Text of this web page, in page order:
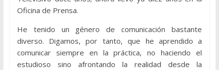
Oficina de Prensa.
He tenido un género de comunicación bastante
diverso. Digamos, por tanto, que he aprendido a
comunicar siempre en la práctica, no haciendo el
estudioso sino afrontando la realidad desde la